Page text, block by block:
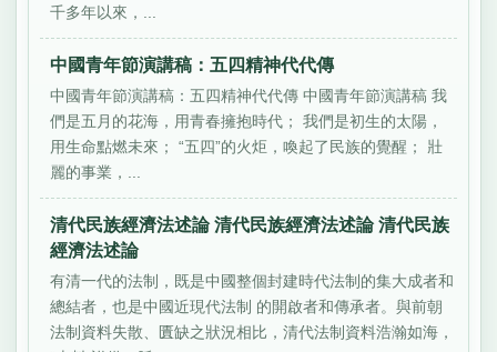
千多年以來，...
中國青年節演講稿：五四精神代代傳
中國青年節演講稿：五四精神代代傳 中國青年節演講稿 我
們是五月的花海，用青春擁抱時代； 我們是初生的太陽，
用生命點燃未來； “五四”的火炬，喚起了民族的覺醒； 壯
麗的事業，...
清代民族經濟法述論 清代民族經濟法述論 清代民族
經濟法述論
有清一代的法制，既是中國整個封建時代法制的集大成者和
總結者，也是中國近現代法制 的開啟者和傳承者。與前朝
法制資料失散、匱缺之狀況相比，清代法制資料浩瀚如海，